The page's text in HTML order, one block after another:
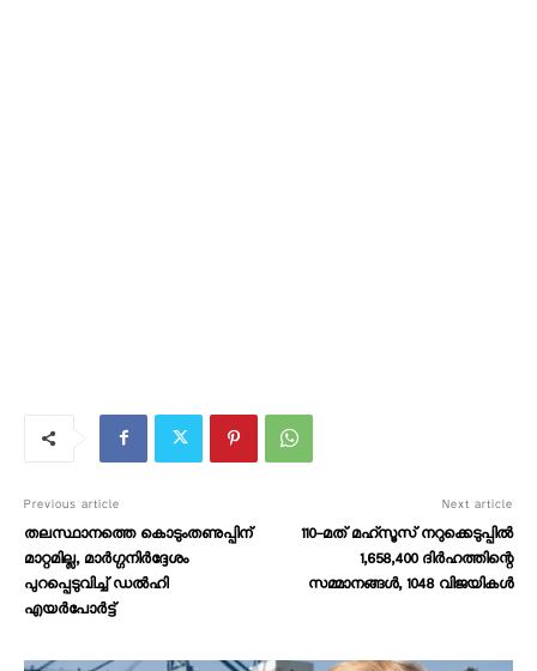
Previous article
തലസ്ഥാനത്തെ കൊടുംതണുപ്പിന്‌
മാറ്റമില്ല, മാർഗ്ഗനിർദ്ദേശം
പുറപ്പെടുവിച്ച് ഡൽഹി
എയർപോർട്ട്
Next article
110-മത് മഹ്‍സൂസ് നറുക്കെടുപ്പില്‍
1,658,400 ദിര്‍ഹത്തിന്റെ
സമ്മാനങ്ങള്‍, 1048 വിജയികള്‍